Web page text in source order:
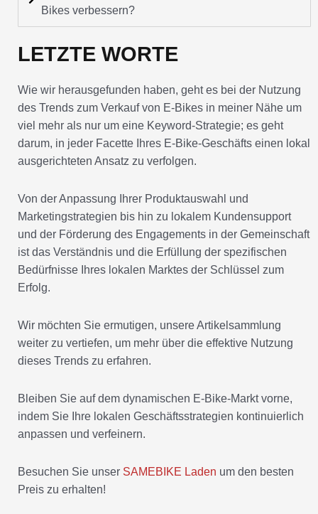
Bikes verbessern?
LETZTE WORTE
Wie wir herausgefunden haben, geht es bei der Nutzung
des Trends zum Verkauf von E-Bikes in meiner Nähe um
viel mehr als nur um eine Keyword-Strategie; es geht
darum, in jeder Facette Ihres E-Bike-Geschäfts einen lokal
ausgerichteten Ansatz zu verfolgen.
Von der Anpassung Ihrer Produktauswahl und
Marketingstrategien bis hin zu lokalem Kundensupport
und der Förderung des Engagements in der Gemeinschaft
ist das Verständnis und die Erfüllung der spezifischen
Bedürfnisse Ihres lokalen Marktes der Schlüssel zum
Erfolg.
Wir möchten Sie ermutigen, unsere Artikelsammlung
weiter zu vertiefen, um mehr über die effektive Nutzung
dieses Trends zu erfahren.
Bleiben Sie auf dem dynamischen E-Bike-Markt vorne,
indem Sie Ihre lokalen Geschäftsstrategien kontinuierlich
anpassen und verfeinern.
Besuchen Sie unser SAMEBIKE Laden um den besten
Preis zu erhalten!